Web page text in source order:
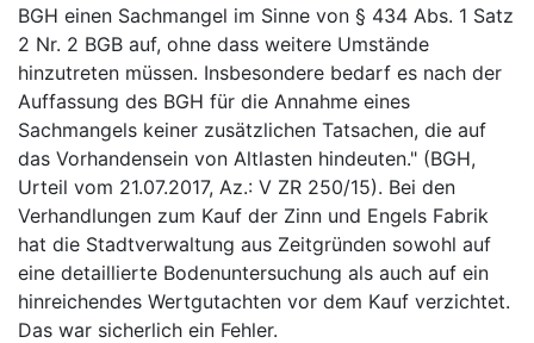
BGH einen Sachmangel im Sinne von § 434 Abs. 1 Satz
2 Nr. 2 BGB auf, ohne dass weitere Umstände
hinzutreten müssen. Insbesondere bedarf es nach der
Auffassung des BGH für die Annahme eines
Sachmangels keiner zusätzlichen Tatsachen, die auf
das Vorhandensein von Altlasten hindeuten." (BGH,
Urteil vom 21.07.2017, Az.: V ZR 250/15). Bei den
Verhandlungen zum Kauf der Zinn und Engels Fabrik
hat die Stadtverwaltung aus Zeitgründen sowohl auf
eine detaillierte Bodenuntersuchung als auch auf ein
hinreichendes Wertgutachten vor dem Kauf verzichtet.
Das war sicherlich ein Fehler.